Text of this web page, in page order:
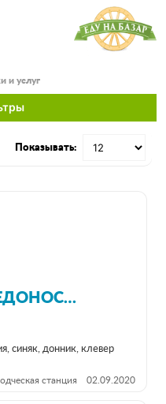
и услуг
Показывать:
КУПИМ СЕМЕНА МЕДОНОСОВ: ФАЦЕЛИЯ, СИНЯК, ДОННИК, КЛЕВЕР БЕЛЫЙ И ЛУГОВОЙ
синяк, донник, клевер
станция 02.09.2020